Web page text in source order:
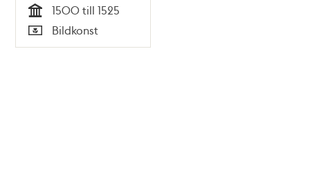
Tid
1500 till 1525
Typ
Bildkonst